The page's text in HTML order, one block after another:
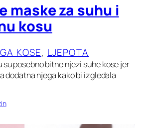
maske za suhu i
kosu
KOSE, LJEPOTA
su posebno bitne njezi suhe kose jer
dodatna njega kako bi izgledala